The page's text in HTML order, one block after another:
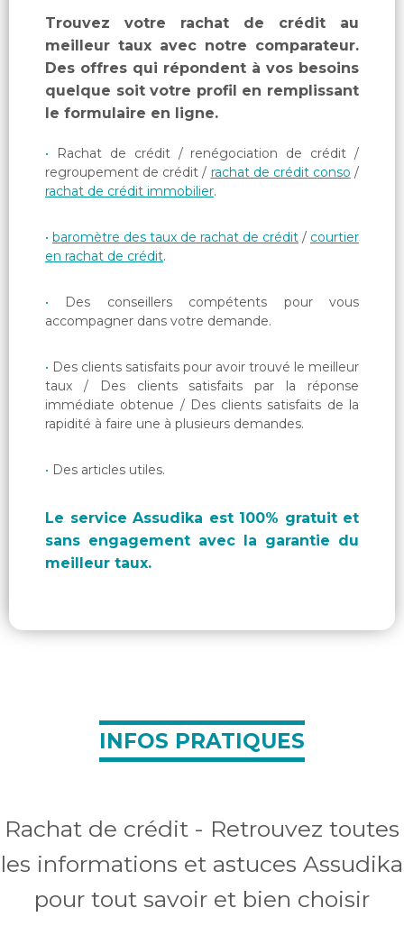
Trouvez votre rachat de crédit au
meilleur taux avec notre comparateur.
Des offres qui répondent à vos besoins
quelque soit votre profil en remplissant
le formulaire en ligne.
Rachat de crédit / renégociation de crédit /
regroupement de crédit / rachat de crédit conso /
rachat de crédit immobilier.
baromètre des taux de rachat de crédit / courtier
en rachat de crédit.
Des conseillers compétents pour vous
accompagner dans votre demande.
Des clients satisfaits pour avoir trouvé le meilleur
taux / Des clients satisfaits par la réponse
immédiate obtenue / Des clients satisfaits de la
rapidité à faire une à plusieurs demandes.
Des articles utiles.
Le service Assudika est 100% gratuit et
sans engagement avec la garantie du
meilleur taux.
INFOS PRATIQUES
Rachat de crédit - Retrouvez toutes
les informations et astuces Assudika
pour tout savoir et bien choisir